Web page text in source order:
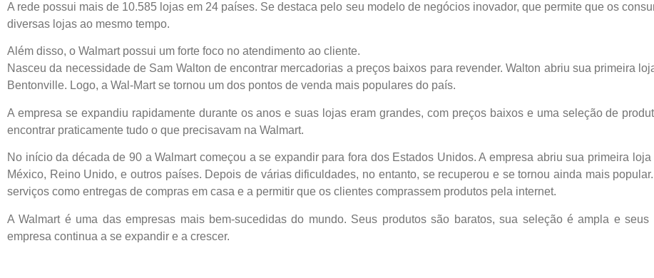
A rede possui mais de 10.585 lojas em 24 países. Se destaca pelo seu modelo de negócios inovador, que permite que os
diversas lojas ao mesmo tempo.
Além disso, o Walmart possui um forte foco no atendimento ao cliente.
Nasceu da necessidade de Sam Walton de encontrar mercadorias a preços baixos para revender. Walton abriu sua primeira
Bentonville. Logo, a Wal-Mart se tornou um dos pontos de venda mais populares do país.
A empresa se expandiu rapidamente durante os anos e suas lojas eram grandes, com preços baixos e uma seleção de
encontrar praticamente tudo o que precisavam na Walmart.
No início da década de 90 a Walmart começou a se expandir para fora dos Estados Unidos. A empresa abriu sua primeira
México, Reino Unido, e outros países. Depois de várias dificuldades, no entanto, se recuperou e se tornou ainda mais
serviços como entregas de compras em casa e a permitir que os clientes comprassem produtos pela internet.
A Walmart é uma das empresas mais bem-sucedidas do mundo. Seus produtos são baratos, sua seleção é ampla e seus
empresa continua a se expandir e a crescer.